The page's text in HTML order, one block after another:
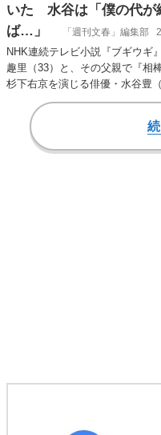
いた 水谷は「僕の代が
ば…」
「週刊文春」編集部
NHK連続テレビ小説『ブギウギ
趣里（33）と、その父親で『相
杉下右京を演じる俳優・水谷豊
げていた…